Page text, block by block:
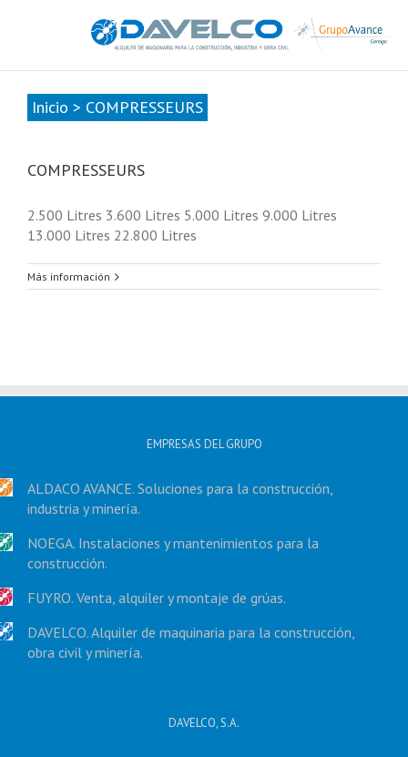
Inicio > COMPRESSEURS
COMPRESSEURS
2.500 Litres 3.600 Litres 5.000 Litres 9.000 Litres
13.000 Litres 22.800 Litres
Más información
EMPRESAS DEL GRUPO
ALDACO AVANCE. Soluciones para la construcción,
industria y minería.
NOEGA. Instalaciones y mantenimientos para la
construcción.
FUYRO. Venta, alquiler y montaje de grúas.
DAVELCO. Alquiler de maquinaria para la construcción,
obra civil y minería.
DAVELCO, S.A.